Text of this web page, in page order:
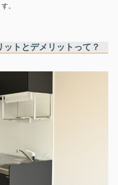
。
トとデメリットって？